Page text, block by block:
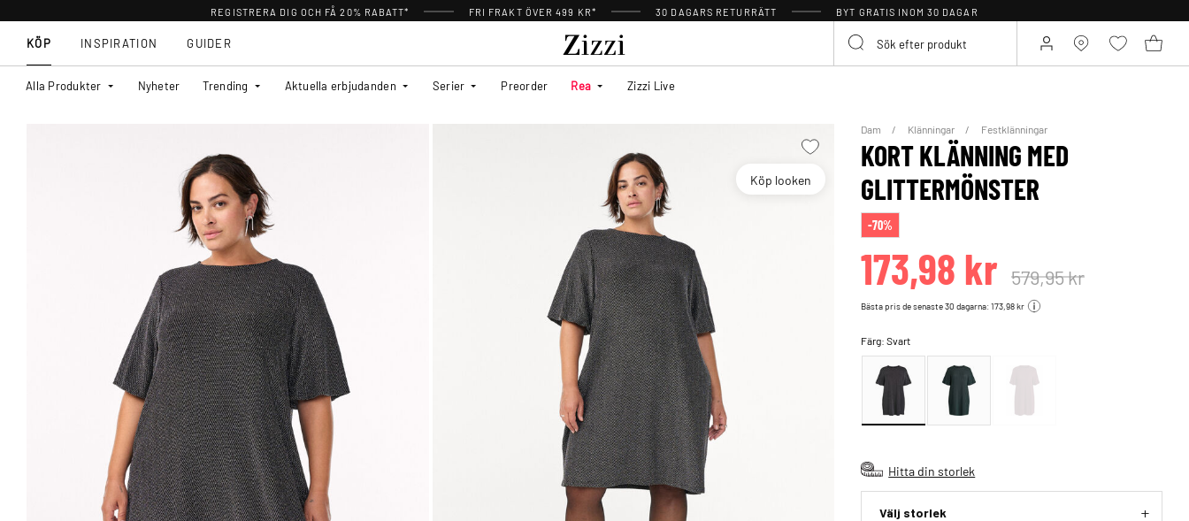
REGISTRERA DIG OCH FÅ 20% RABATT* FRI FRAKT ÖVER 499 KR* 30 DAGARS RETURRÄTT BYT GRATIS INOM 30 DAGAR
KÖP
Alla Produkter Nyheter Trending Aktuella erbjudanden Serier Preorder Rea Zizzi Live
INSPIRATION GUIDER
Köp looken
Dam Klänningar Festklänningar
KORT KLÄNNING MED
GLITTERMÖNSTER
-70%
173,98 kr 579,95 kr
Bästa pris de senaste 30 dagarna: 173,98 kr
Färg:Svart
Hitta din storlek
Välj storlek